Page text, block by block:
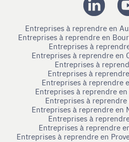
Entreprises à reprendre en
Entreprises à reprendre en
Entreprises à
Entreprises à reprendre en
Entreprises à
Entreprises à
Entreprises à reprendre
Entreprises à reprendre
Entreprises à
Entreprises à reprendre en
Entreprises à
Entreprises à reprendre
Entreprises à reprendre en